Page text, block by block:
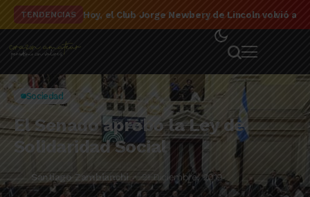
TENDENCIAS El detalle de la campaña de El Linqueño en el
Sociedad
El Senado aprobó la Ley de
Solidaridad Social
Santiago Zambianchi 21 Diciembre, 2019